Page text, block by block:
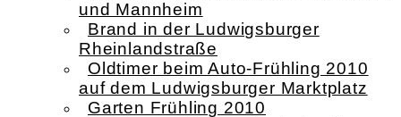
und Mannheim
Brand in der Ludwigsburger
Rheinlandstraße
Oldtimer beim Auto-Frühling 2010
auf dem Ludwigsburger Marktplatz
Garten Frühling 2010